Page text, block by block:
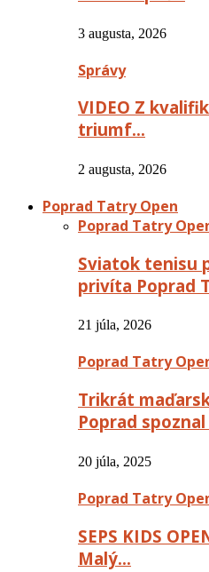
3 augusta, 2026
Správy
VIDEO Z
triumf…
2 augusta, 2026
Poprad Tatry Open
Poprad Tatry
Sviatok tenisu
privíta Poprad
21 júla, 2026
Poprad Tatry
Trikrát
Poprad
20 júla, 2025
Poprad Tatry
SEPS KIDS
Malý…